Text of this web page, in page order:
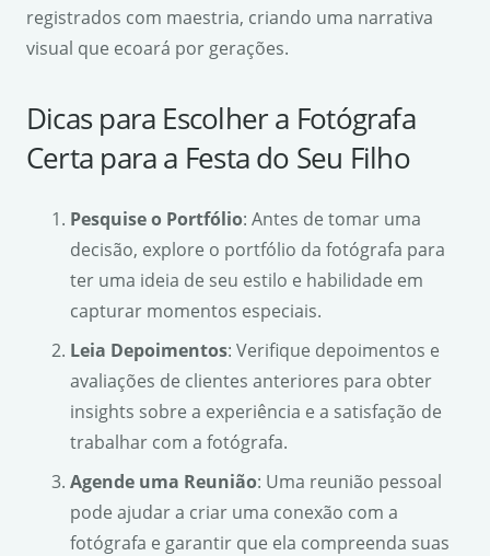
registrados com maestria, criando uma narrativa
visual que ecoará por gerações.
Dicas para Escolher a Fotógrafa
Certa para a Festa do Seu Filho
Pesquise o Portfólio: Antes de tomar uma
decisão, explore o portfólio da fotógrafa para
ter uma ideia de seu estilo e habilidade em
capturar momentos especiais.
Leia Depoimentos: Verifique depoimentos e
avaliações de clientes anteriores para obter
insights sobre a experiência e a satisfação de
trabalhar com a fotógrafa.
Agende uma Reunião: Uma reunião pessoal
pode ajudar a criar uma conexão com a
fotógrafa e garantir que ela compreenda suas